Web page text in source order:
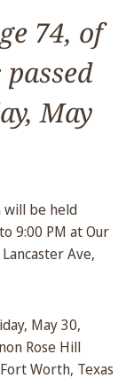
74, of
May
will be held
9:00 PM at Our
Ave,
May 30,
Rose Hill
Worth, Texas